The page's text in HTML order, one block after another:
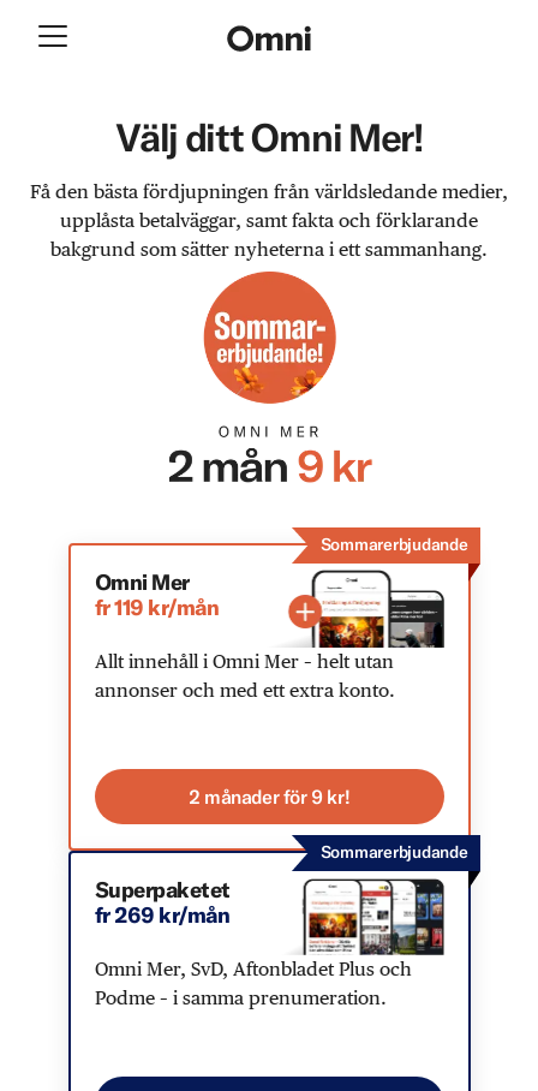
Välj ditt Omni Mer!
Få den bästa fördjupningen från världsledande medier,
upplåsta betalväggar, samt fakta och förklarande
bakgrund som sätter nyheterna i ett sammanhang.
Sommarerbjudande
Omni Mer
fr 119 kr/mån
Allt innehåll i Omni Mer – helt utan
annonser och med ett extra konto.
2 månader för 9 kr!
Sommarerbjudande
Superpaketet
fr 269 kr/mån
Omni Mer, SvD, Aftonbladet Plus och
Podme – i samma prenumeration.